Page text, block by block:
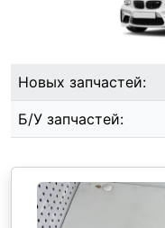
Новых запчастей:
Б/У запчастей: